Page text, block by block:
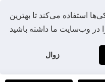
استفاده می‌کند تا بهترین
زوال